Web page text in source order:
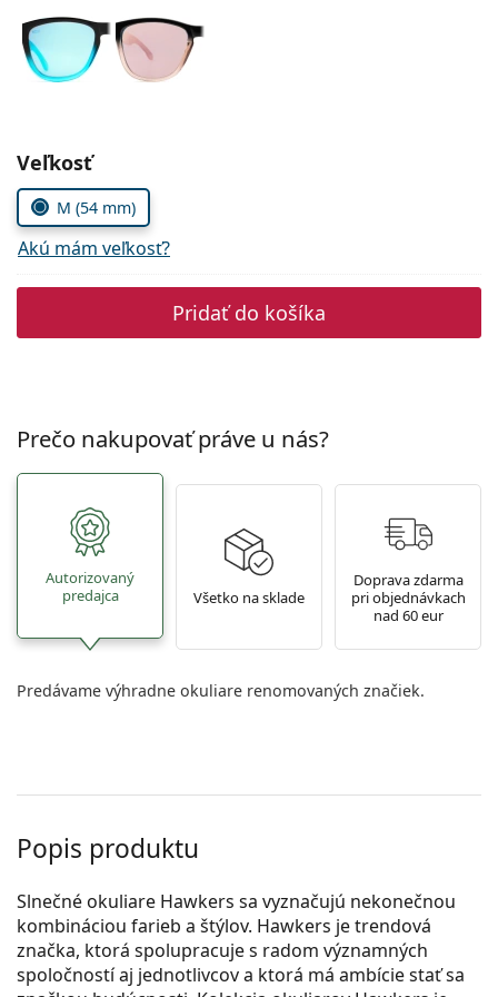
Persol
Prada
Zvoľte parametre
Veľkosť
M (54 mm)
Akú mám veľkosť?
Pridať do košíka
Prečo nakupovať práve u nás?
Autorizovaný
predajca
Všetko na sklade
Doprava zdarma
pri objednávkach
nad 60 eur
Predávame výhradne okuliare renomovaných značiek.
Popis produktu
Slnečné okuliare Hawkers sa vyznačujú nekonečnou
kombináciou farieb a štýlov. Hawkers je trendová
značka, ktorá spolupracuje s radom významných
spoločností aj jednotlivcov a ktorá má ambície stať sa